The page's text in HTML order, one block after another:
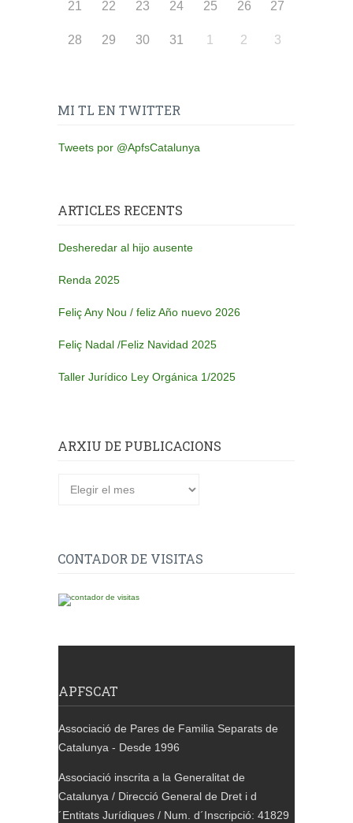
21 22 23 24 25 26 27
28 29 30 31 1 2 3
MI TL EN TWITTER
Tweets por @ApfsCatalunya
ARTICLES RECENTS
Desheredar al hijo ausente
Renda 2025
Feliç Any Nou / feliz Año nuevo 2026
Feliç Nadal /Feliz Navidad 2025
Taller Jurídico Ley Orgánica 1/2025
ARXIU DE PUBLICACIONS
CONTADOR DE VISITAS
APFSCAT
Associació de Pares de Familia Separats de
Catalunya - Desde 1996
Associació inscrita a la Generalitat de
Catalunya / Direcció General de Dret i d
´Entitats Jurídiques / Num. d´Inscripció: 41829